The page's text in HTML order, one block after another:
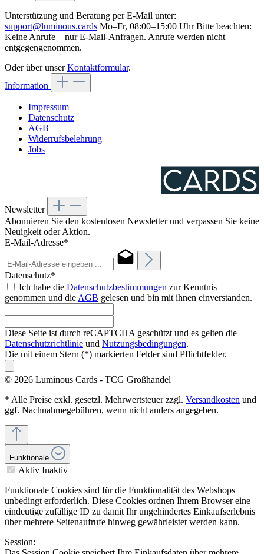
Unterstützung und Beratung per E-Mail unter:
support@luminous.cards Mo–Fr, 08:00–15:00 Uhr Bitte beachten:
Keine Anrufe – nur E-Mail-Anfragen. Anrufe werden nicht
entgegengenommen.
Oder über unserKontaktformular.
Information
Impressum
Datenschutz
AGB
Widerrufsbelehrung
Jobs
Newsletter
Abonnieren Sie den kostenlosen Newsletter und verpassen Sie keine
Neuigkeit oder Aktion.
E-Mail-Adresse*
Datenschutz*
Ich habe die Datenschutzbestimmungen zur Kenntnis
genommen und die AGB gelesen und bin mit ihnen einverstanden.
Diese Seite ist durch reCAPTCHA geschützt und es gelten die
Datenschutzrichtlinie und Nutzungsbedingungen.
Die mit einem Stern (*) markierten Felder sind Pflichtfelder.
© 2026 Luminous Cards - TCG Großhandel
* Alle Preise exkl. gesetzl. Mehrwertsteuer zzgl. Versandkosten und
ggf. Nachnahmegebühren, wenn nicht anders angegeben.
Funktionale
Aktiv Inaktiv
Funktionale Cookies sind für die Funktionalität des Webshops
unbedingt erforderlich. Diese Cookies ordnen Ihrem Browser eine
eindeutige zufällige ID zu damit Ihr ungehindertes Einkaufserlebnis
über mehrere Seitenaufrufe hinweg gewährleistet werden kann.
Session: